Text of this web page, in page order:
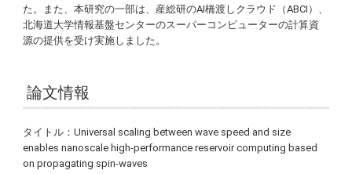
た。また、本研究の一部は、産総研のAI橋渡しクラウド（ABCI）、
北海道大学情報基盤センターのスーパーコンピューターの計算資
源の提供を受け実施しました。
論文情報
タイトル：Universal scaling between wave speed and size
enables nanoscale high-performance reservoir computing based
on propagating spin-waves